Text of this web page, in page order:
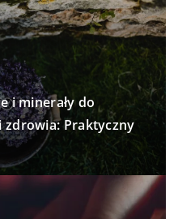
i minerały do
zdrowia: Praktyczny